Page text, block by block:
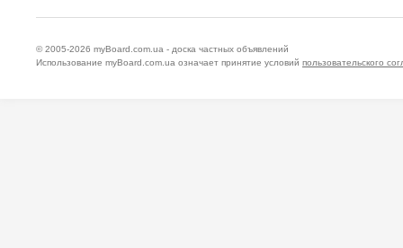
© 2005-2026 myBoard.com.ua - доска частных объявлений
Использование myBoard.com.ua означает принятие условий пользовательского